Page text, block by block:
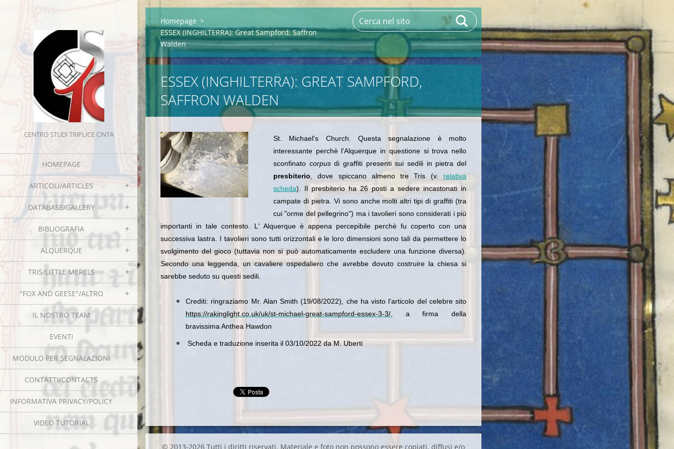
CENTRO STUDI TRIPLICE CINTA
HOMEPAGE
ARTICOLI/ARTICLES
DATABASE/GALLERY
BIBLIOGRAFIA
ALQUERQUE
TRIS/LITTLE MERELS
"FOX AND GEESE"/ALTRO
IL NOSTRO TEAM
EVENTI
MODULO PER SEGNALAZIONI
CONTATTI/CONTACTS
INFORMATIVA PRIVACY/POLICY
VIDEO TUTORIAL
Homepage >
ESSEX (INGHILTERRA): Great Sampford, Saffron
Walden
ESSEX (INGHILTERRA): GREAT SAMPFORD,
SAFFRON WALDEN
St. Michael's Church. Questa segnalazione è molto
interessante perchè l'Alquerque in questione si trova nello
sconfinato corpusdi graffiti presenti sui sedili in pietra del
presbiterio , dove spiccano almeno tre Tris (v. relativa
scheda). Il presbiterio ha 26 posti a sedere incastonati in
campate di pietra. Vi sono anche molti altri tipi di graffiti (tra
cui "orme del pellegrino") ma i tavolieri sono considerati i più
importanti in tale contesto. L' Alquerque è appena percepibile perchè fu coperto con una
successiva lastra. I tavolieri sono tutti orizzontali e le loro dimensioni sono tali da permettere lo
svolgimento del gioco (tuttavia non si può automaticamente escludere una funzione diversa).
Secondo una leggenda, un cavaliere ospedaliero che avrebbe dovuto costruire la chiesa si
sarebbe seduto su questi sedili.
Crediti: ringraziamo Mr. Alan Smith (19/08/2022), che ha visto l'articolo del celebre sito
https://rakinglight.co.uk/uk/st-michael-great-sampford-essex-3-3/ , a firma della
bravissima Anthea Hawdon
Scheda e traduzione inserita il 03/10/2022 da M. Uberti
© 2013-2026 Tutti i diritti riservati. Materiale e foto non possono essere copiati, diffusi e/o